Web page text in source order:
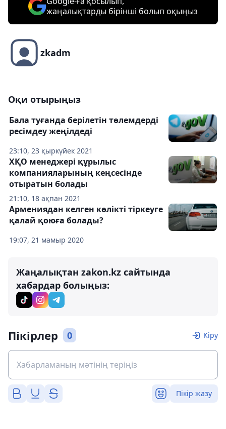
жаңалықтарды бірінші болып оқыңыз
zkadm
Оқи отырыңыз
23:10, 23 қыркүйек 2021
Бала туғанда берілетін төлемдерді
ресімдеу жеңілдеді
21:10, 18 ақпан 2021
ХҚО менеджері құрылыс
компанияларының кеңсесінде
отыратын болады
19:07, 21 мамыр 2020
Армениядан келген көлікті тіркеуге
қалай қоюға болады?
Жаңалықтан zakon.kz сайтында
хабардар болыңыз:
Пікірлер 0 Кіру
Пікір жазу